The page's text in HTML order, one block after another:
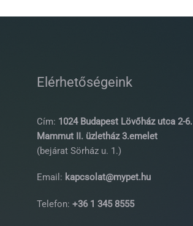
Elérhetőségeink
Cím: 1024 Budapest Lövőház utca 2-6.
Mammut II. üzletház 3.emelet
(bejárat Sörház u. 1.)
Email: kapcsolat@mypet.hu
Telefon: +36 1 345 8555